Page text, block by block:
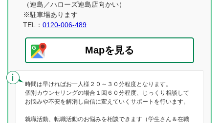
（連島／ハローズ連島店向かい）
※駐車場あります
TEL： 0120-006-489
Mapを見る
時間は早ければお一人様２０～３０分程度となります。
個別カウンセリングの場合１回６０分程度、じっくり相談して
お悩みや不安を解消し自信に変えていくサポートを行います。
就職活動、転職活動のお悩みを相談できます（学生さん＆在職